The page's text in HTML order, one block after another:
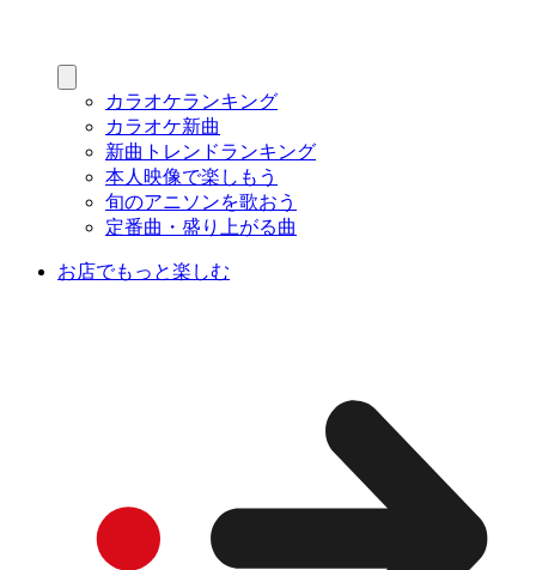
カラオケランキング
カラオケ新曲
新曲トレンドランキング
本人映像で楽しもう
旬のアニソンを歌おう
定番曲・盛り上がる曲
お店でもっと楽しむ